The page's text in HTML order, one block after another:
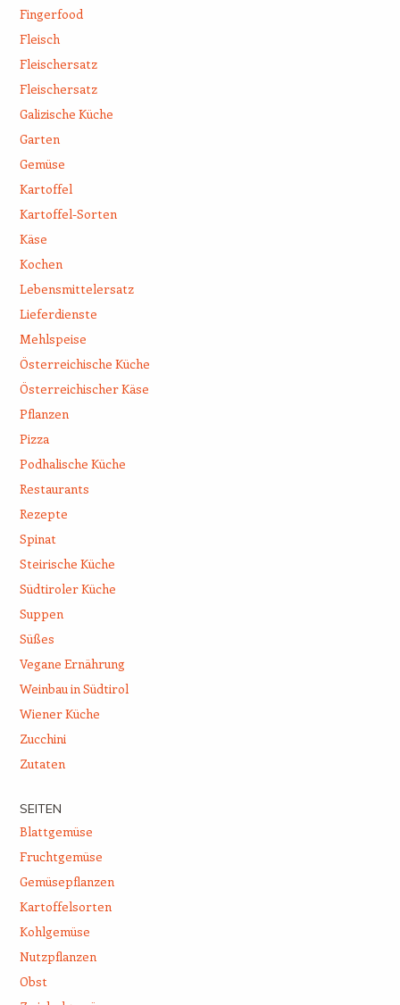
Fingerfood
Fleisch
Fleischersatz
Fleischersatz
Galizische Küche
Garten
Gemüse
Kartoffel
Kartoffel-Sorten
Käse
Kochen
Lebensmittelersatz
Lieferdienste
Mehlspeise
Österreichische Küche
Österreichischer Käse
Pflanzen
Pizza
Podhalische Küche
Restaurants
Rezepte
Spinat
Steirische Küche
Südtiroler Küche
Suppen
Süßes
Vegane Ernährung
Weinbau in Südtirol
Wiener Küche
Zucchini
Zutaten
SEITEN
Blattgemüse
Fruchtgemüse
Gemüsepflanzen
Kartoffelsorten
Kohlgemüse
Nutzpflanzen
Obst